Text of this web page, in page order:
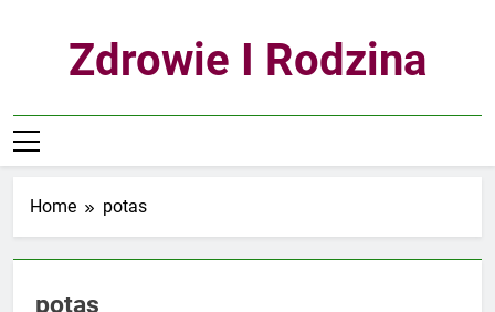
Zdrowie I Rodzina
Home potas
potas